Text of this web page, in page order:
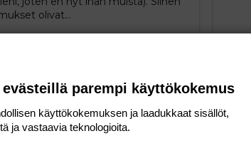
olivat...
ole sovittavissa. Esikoisen tullessa
ja varoittanut että kun
parempi käyttökokemus
käyttökokemuksen ja laadukkaat sisällöt,
ja vastaavia teknologioita.